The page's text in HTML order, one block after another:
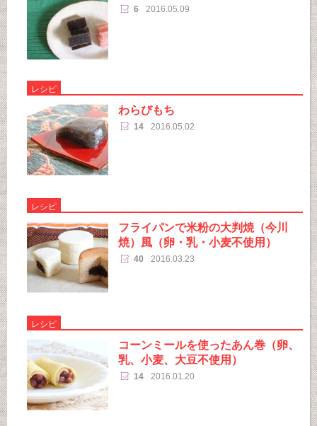
6 2016.05.09
レシピ
わらびもち
14 2016.05.02
レシピ
フライパンで米粉の大判焼（今川
焼）風（卵・乳・小麦不使用）
40 2016.03.23
レシピ
コーンミールを使ったあん巻（卵、
乳、小麦、大豆不使用）
14 2016.01.20